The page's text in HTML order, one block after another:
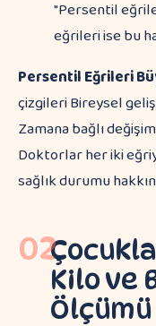
"Persentil
eğrileri ise bu
Persentil Eğrileri
çizgileri Bireysel
Zamana bağlı
Doktorlar her iki
sağlık durumu
02
Kilo ve
Ölçümü